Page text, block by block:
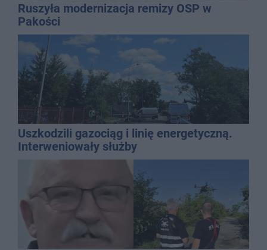
Ruszyła modernizacja remizy OSP w
Pakości
Uszkodzili gazociąg i linię energetyczną.
Interweniowały służby